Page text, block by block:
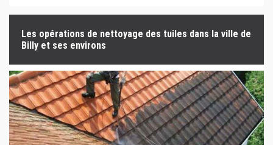
Les opérations de nettoyage des tuiles dans la ville de
Billy et ses environs